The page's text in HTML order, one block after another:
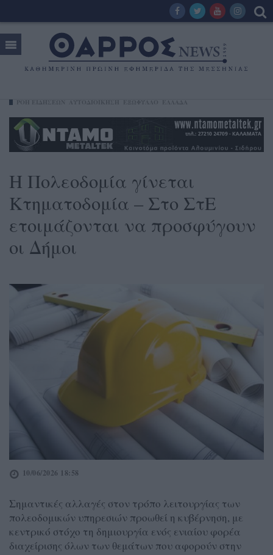
Η Πολεοδομία γίνεται
Κτηματοδομία – Στο ΣτΕ
ετοιμάζονται να προσφύγουν
οι Δήμοι
10/06/2026 18:58
Σημαντικές αλλαγές στον τρόπο λειτουργίας των
πολεοδομικών υπηρεσιών προωθεί η κυβέρνηση, με
κεντρικό στόχο τη δημιουργία ενός ενιαίου φορέα
διαχείρισης όλων των θεμάτων που αφορούν στην